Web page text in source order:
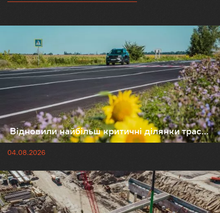
Відновили найбільш критичні ділянки трас...
04.08.2026